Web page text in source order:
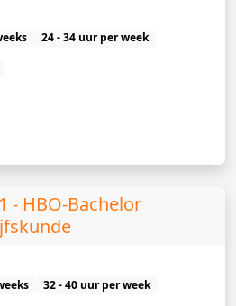
24 - 34 uur per week
- HBO-Bachelor
32 - 40 uur per week